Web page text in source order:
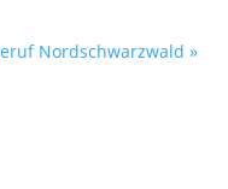
Nordschwarzwald »